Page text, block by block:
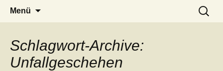
LUCKX
– das Magazin
Menü
Suchen
nach:
Schlagwort-Archive:
Unfallgeschehen